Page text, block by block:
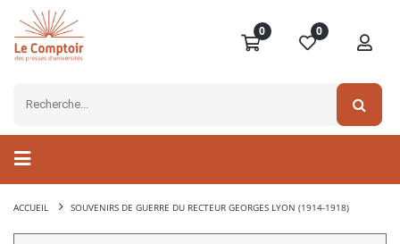
0 0
ACCUEIL SOUVENIRS DE GUERRE DU RECTEUR GEORGES LYON (1914-1918)